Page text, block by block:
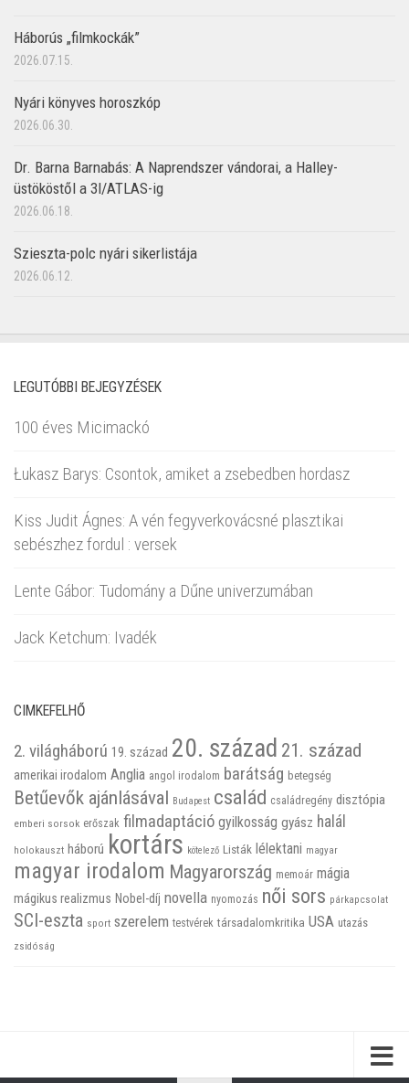
Háborús „filmkockák”
2026.07.15.
Nyári könyves horoszkóp
2026.06.30.
Dr. Barna Barnabás: A Naprendszer vándorai, a Halley-
üstököstől a 3I/ATLAS-ig
2026.06.18.
Szieszta-polc nyári sikerlistája
2026.06.12.
LEGUTÓBBI BEJEGYZÉSEK
100 éves Micimackó
Łukasz Barys: Csontok, amiket a zsebedben hordasz
Kiss Judit Ágnes: A vén fegyverkovácsné plasztikai
sebészhez fordul : versek
Lente Gábor: Tudomány a Dűne univerzumában
Jack Ketchum: Ivadék
CIMKEFELHŐ
2. világháború 19. század 20. század 21. század
amerikai irodalom Anglia angol irodalom barátság betegség
Betűevők ajánlásával Budapest család családregény disztópia
emberi sorsok erőszak filmadaptáció gyilkosság gyász halál
holokauszt háború kortárs kötelező Listák lélektani magyar
magyar irodalom Magyarország memoár mágia
mágikus realizmus Nobel-díj novella nyomozás női sors párkapcsolat
SCI-eszta sport szerelem testvérek társadalomkritika USA utazás
zsidóság